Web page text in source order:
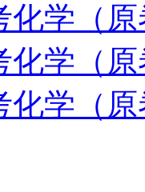
化学（
化学（
化学（